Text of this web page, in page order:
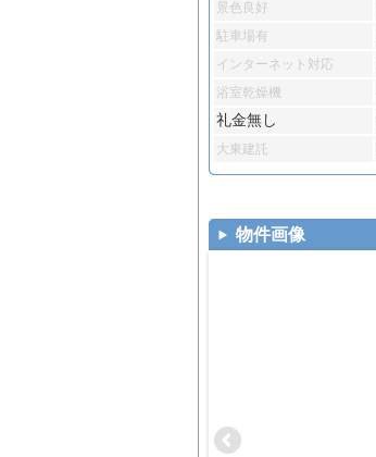
景色良好
駐車場有
インターネット対応
浴室乾燥機
礼金無し
大東建託
物件画像